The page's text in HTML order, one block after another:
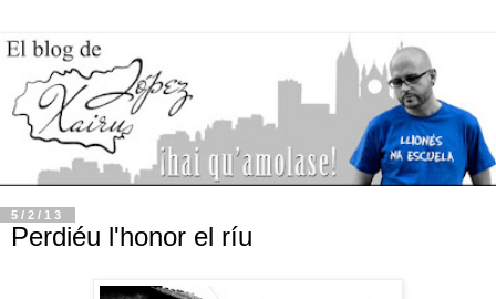
5/2/13
Perdiéu l'honor el ríu